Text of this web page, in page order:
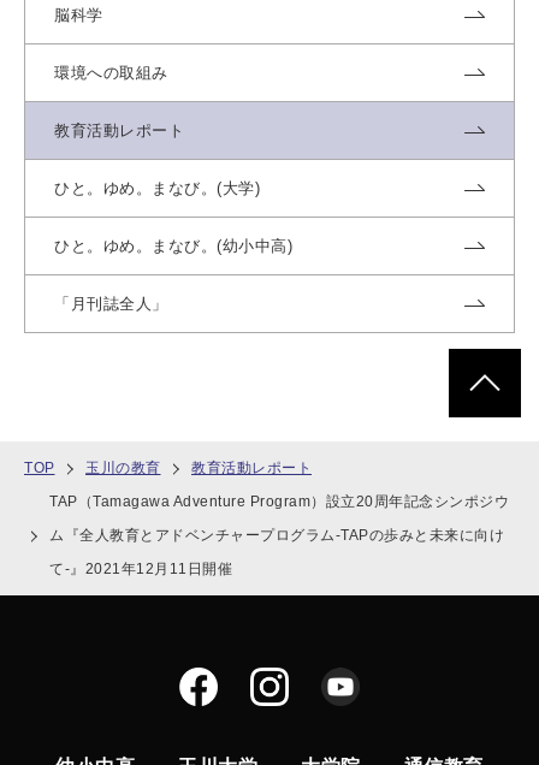
TOP 玉川の教育
教育活動レポート
TAP（Tamagawa Adventure Program）設立20周年記念シンポジウ
ム『全人教育とアドベンチャープログラム-TAPの歩みと未来に向け
て-』2021年12月11日開催
脳科学
環境への取組み
教育活動レポート
ひと。ゆめ。まなび。(大学)
ひと。ゆめ。まなび。(幼小中高)
「月刊誌全人」